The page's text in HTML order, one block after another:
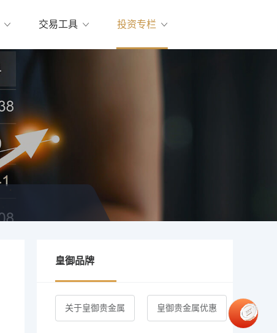
交易工具 投资专栏
皇御品牌
关于皇御贵金属 皇御贵金属优惠